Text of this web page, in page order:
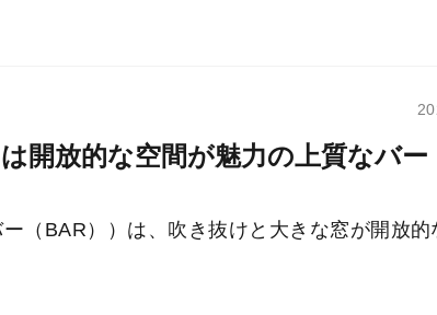
開放的な空間が魅力の上質なバー
（BAR））は、吹き抜けと大きな窓が開放的